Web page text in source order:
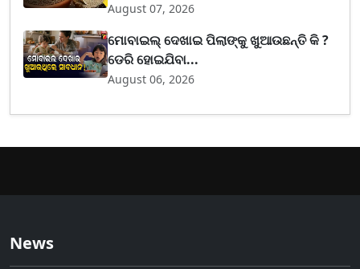
August 07, 2026
ମୋବାଇଲ୍ ଦେଖାଇ ପିଲାଙ୍କୁ ଖୁଆଉଛନ୍ତି କି ?
ଡେରି ହୋଇଯିବା...
August 06, 2026
News